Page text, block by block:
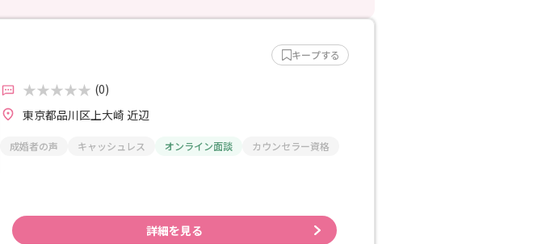
キープする
(0)
東京都品川区上大崎 近辺
成婚者の声 キャッシュレス オンライン面談 カウンセラー資格
詳細を見る